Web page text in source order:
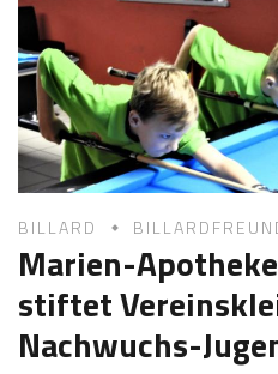
1
2
0
2
2
n
e
Z
o
t
BILLARD
Marien-
stiftet
Nachwuchs-